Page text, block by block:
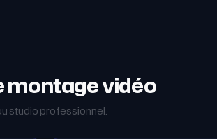
montage vidéo
studio professionnel.